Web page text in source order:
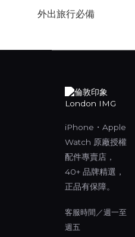
外出旅行必備
iPhone・Apple
Watch 原廠授權
配件專賣店，
40+ 品牌精選，
正品有保障。
客服時間／週一至
週五